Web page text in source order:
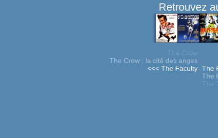
Retrouvez
The Crow
The Crow : la cité des anges
<<< The Faculty The
The
The